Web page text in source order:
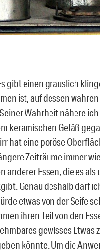
gibt einen grauslich
ist, auf dessen
Wahrheit nähere
keramischen Gefäß
hat eine poröse
Zeiträume immer
anderer Essen, die es
Genau deshalb darf
etwas von der Seife
ihren Teil von den
gewisses Etwas
könnte. Um die